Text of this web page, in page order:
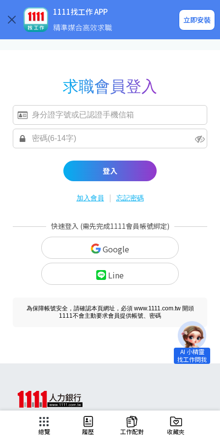
1111找工作 APP
精準媒合高效求職
立即安裝
企業求才
求職會員登入
登入
加入會員 | 忘記密碼
快速登入 (需先完成1111會員帳號綁定)
Google
Line
為保障帳號安全，請確認本頁網址，必須 www.1111.com.tw 開頭
1111不會主動要求會員提供帳號、密碼
總覽 履歷 工作配對 收藏夾